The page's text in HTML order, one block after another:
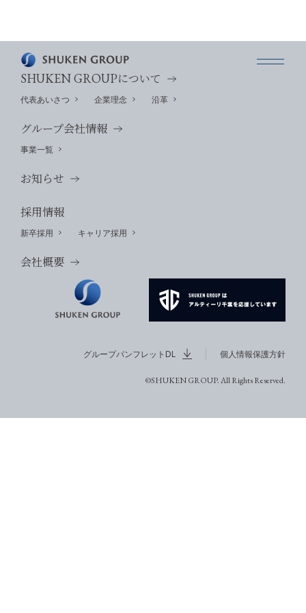
SHUKEN GROUPについて
代表あいさつ 企業理念 沿革
グループ会社情報
事業一覧
お知らせ
採用情報
新卒採用 キャリア採用
会社概要
グループパンフレットDL 個人情報保護方針
©SHUKEN GROUP. All Rights Reserved.